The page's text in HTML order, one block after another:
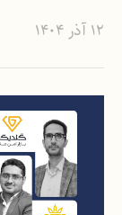
۱۲ آذر ۱۴۰۴